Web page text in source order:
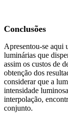
Conclusões
Apresentou-se aqui
luminárias que
assim os custos de
obtenção dos
considerar que a
intensidade
interpolação,
conjunto.